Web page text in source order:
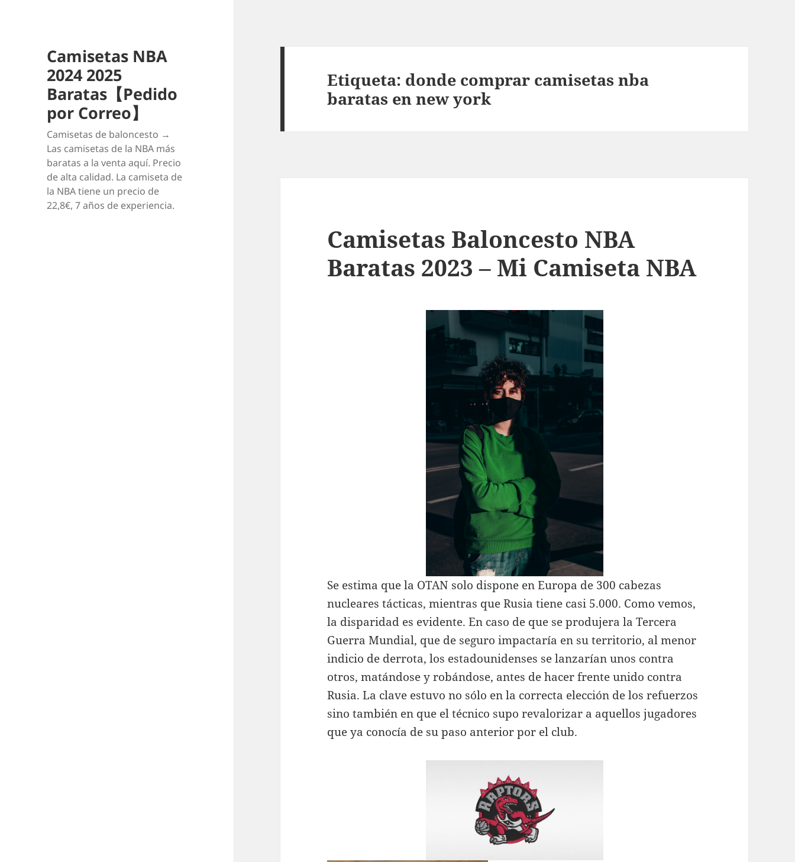
Camisetas NBA
2024 2025
Baratas【Pedido
por Correo】
Camisetas de baloncesto →
Las camisetas de la NBA más
baratas a la venta aquí. Precio
de alta calidad. La camiseta de
la NBA tiene un precio de
22,8€, 7 años de experiencia.
Etiqueta: donde comprar camisetas nba
baratas en new york
Camisetas Baloncesto NBA
Baratas 2023 – Mi Camiseta NBA
Se estima que la OTAN solo dispone en Europa de 300 cabezas
nucleares tácticas, mientras que Rusia tiene casi 5.000. Como vemos,
la disparidad es evidente. En caso de que se produjera la Tercera
Guerra Mundial, que de seguro impactaría en su territorio, al menor
indicio de derrota, los estadounidenses se lanzarían unos contra
otros, matándose y robándose, antes de hacer frente unido contra
Rusia. La clave estuvo no sólo en la correcta elección de los refuerzos
sino también en que el técnico supo revalorizar a aquellos jugadores
que ya conocía de su paso anterior por el club.